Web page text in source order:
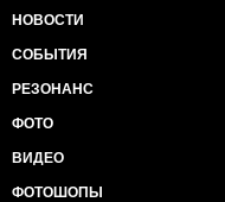
НОВОСТИ
СОБЫТИЯ
РЕЗОНАНС
ФОТО
ВИДЕО
ФОТОШОПЫ